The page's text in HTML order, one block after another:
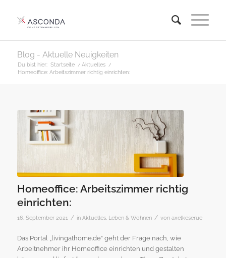
Blog - Aktuelle Neuigkeiten
Du bist hier: Startseite / Aktuelles /
Homeoffice: Arbeitszimmer richtig einrichten:
Homeoffice: Arbeitszimmer richtig
einrichten:
16. September 2021 / in Aktuelles, Leben & Wohnen / von axelkeserue
Das Portal „livingathome.de“ geht der Frage nach, wie
Arbeitnehmer ihr Homeoffice einrichten und gestalten